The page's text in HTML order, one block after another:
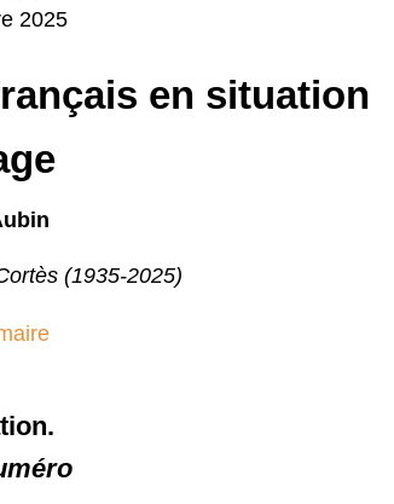
2025
en situation
(1935-2025)